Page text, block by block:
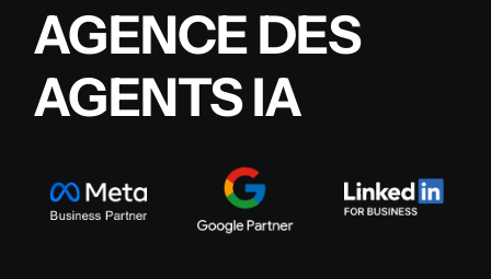
AGENCE DES
AGENTS IA